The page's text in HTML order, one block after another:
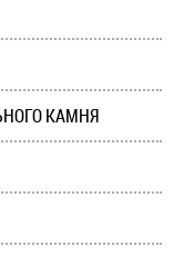
КАМНЯ